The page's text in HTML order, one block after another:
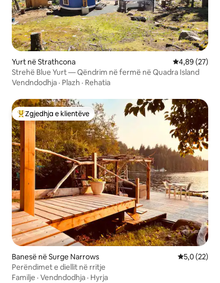
Yurt në Strathcona Vlerësimi
4,89 (27)
Strehë Blue Yurt — Qëndrim në fermë në Quadra Island
Vendndodhja · Plazh · Rehatia
Më të mirat e zgjedhjeve të klientëve
Zgjedhja e klientëve
Banesë në Surge Narrows Vlerësimi
5,0 (22)
Perëndimet e diellit në rritje
Familje · Vendndodhja · Hyrja